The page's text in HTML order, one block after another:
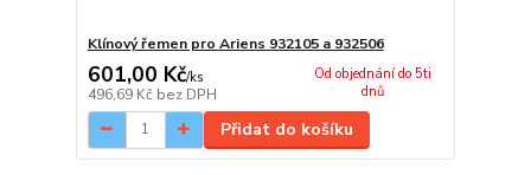
Klínový řemen pro Ariens 932105 a 932506
601,00 Kč/ks
496,69 Kč bez DPH
Od objednání do 5ti
dnů
Přidat do košíku